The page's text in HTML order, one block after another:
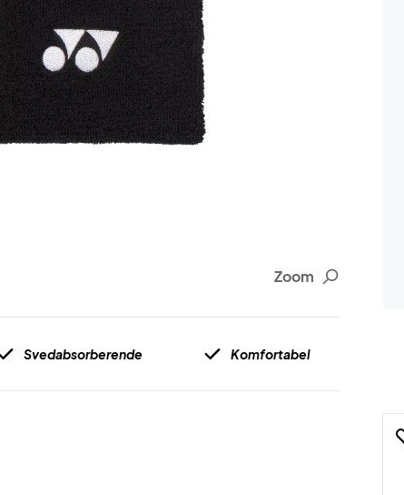
Zoom
Svedabsorberende Komfortabel